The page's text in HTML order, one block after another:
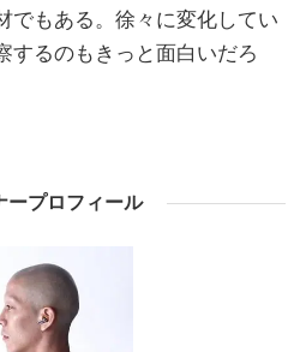
でもある。徐々に変化してい
するのもきっと面白いだろ
ープロフィール